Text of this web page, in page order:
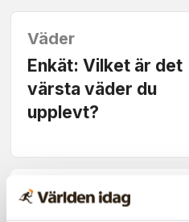
Väder
Enkät: Vilket är det
värsta väder du
upplevt?
Väder